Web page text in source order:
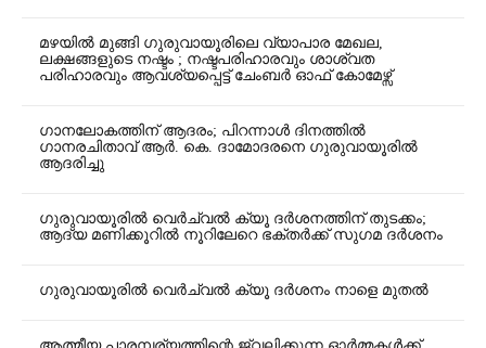
മഴയിൽ മുങ്ങി ഗുരുവായൂരിലെ വ്യാപാര മേഖല,
ലക്ഷങ്ങളുടെ നഷ്ടം ; നഷ്ടപരിഹാരവും ശാശ്വത
പരിഹാരവും ആവശ്യപ്പെട്ട് ചേംബർ ഓഫ് കോമേഴ്സ്
ഗാനലോകത്തിന് ആദരം; പിറന്നാൾ ദിനത്തിൽ
ഗാനരചിതാവ് ആർ. കെ. ദാമോദരനെ ഗുരുവായൂരിൽ
ആദരിച്ചു
ഗുരുവായൂരിൽ വെർച്വൽ ക്യൂ ദർശനത്തിന് തുടക്കം;
ആദ്യ മണിക്കൂറിൽ നൂറിലേറെ ഭക്തർക്ക് സുഗമ ദർശനം
ഗുരുവായൂരിൽ വെർച്വൽ ക്യൂ ദർശനം നാളെ മുതൽ